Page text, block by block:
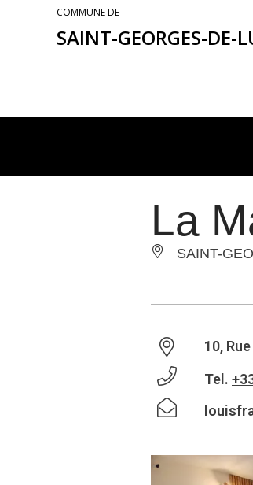
COMMUNE DE
SAINT-GEORGES-DE-
La
SAINT-
10,
Tel.